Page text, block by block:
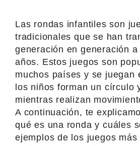
Las rondas infantiles son
tradicionales que se han
generación en generación
años. Estos juegos son
muchos países y se juegan
los niños forman un círculo
mientras realizan
A continuación, te
qué es una ronda y cuáles
ejemplos de los juegos